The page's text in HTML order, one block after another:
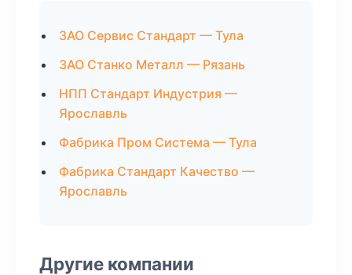
ЗАО Сервис Стандарт — Тула
ЗАО Станко Металл — Рязань
НПП Стандарт Индустрия —
Ярославль
Фабрика Пром Система — Тула
Фабрика Стандарт Качество —
Ярославль
Другие компании